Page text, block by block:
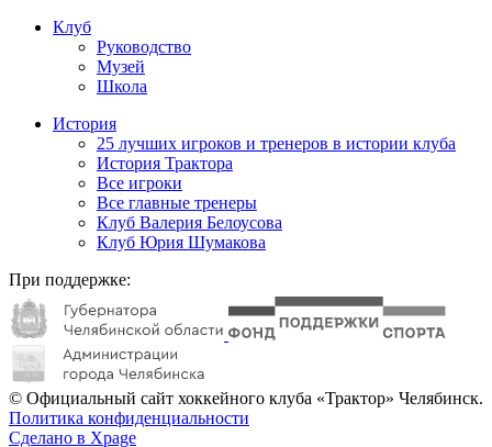
Клуб
Руководство
Музей
Школа
История
25 лучших игроков и тренеров в истории клуба
История Трактора
Все игроки
Все главные тренеры
Клуб Валерия Белоусова
Клуб Юрия Шумакова
При поддержке:
© Официальный сайт хоккейного клуба «Трактор» Челябинск.
Политика конфиденциальности
Сделано в Xpage